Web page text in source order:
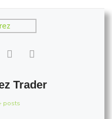
Trader
posts